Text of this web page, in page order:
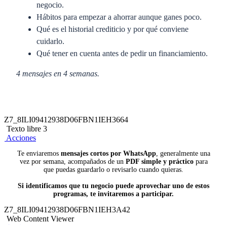
negocio.
Hábitos para empezar a ahorrar aunque ganes poco.
Qué es el historial crediticio y por qué conviene
cuidarlo.
Qué tener en cuenta antes de pedir un financiamiento.
4 mensajes en 4 semanas.
C.E: Impulsa tu Perfil Crediticio,
perfil crediticio.
Qué es tu perfil financiero y qué factores pueden
influir en él.
Hábitos que ayudan a cuidar tu historial crediticio.
Z7_8ILI09412938D06FBN1IEH3664
Texto libre 3
Acciones
Te enviaremos mensajes cortos por WhatsApp, generalmente una
vez por semana, acompañados de un PDF simple y prácticopara
que puedas guardarlo o revisarlo cuando quieras.
Si identificamos que tu negocio puede aprovechar uno de estos
programas, te invitaremos a participar.
Z7_8ILI09412938D06FBN1IEH3A42
Web Content Viewer